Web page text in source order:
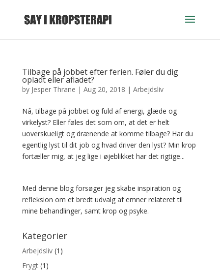
Tilbage på jobbet efter ferien. Føler du dig
opladt eller afladet?
by Jesper Thrane | Aug 20, 2018 | Arbejdsliv
Nå, tilbage på jobbet og fuld af energi, glæde og
virkelyst? Eller føles det som om, at det er helt
uoverskueligt og drænende at komme tilbage? Har du
egentlig lyst til dit job og hvad driver den lyst? Min krop
fortæller mig, at jeg lige i øjeblikket har det rigtige...
Med denne blog forsøger jeg skabe inspiration og
refleksion om et bredt udvalg af emner relateret til
mine behandlinger, samt krop og psyke.
Kategorier
Arbejdsliv(1)
Frygt(1)